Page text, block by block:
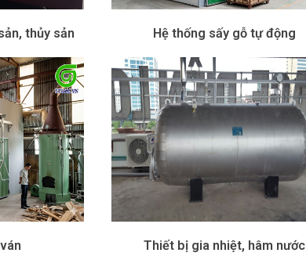
thủy sản Hệ thống sấy gỗ tự động
Thiết bị gia nhiệt, hâm nước